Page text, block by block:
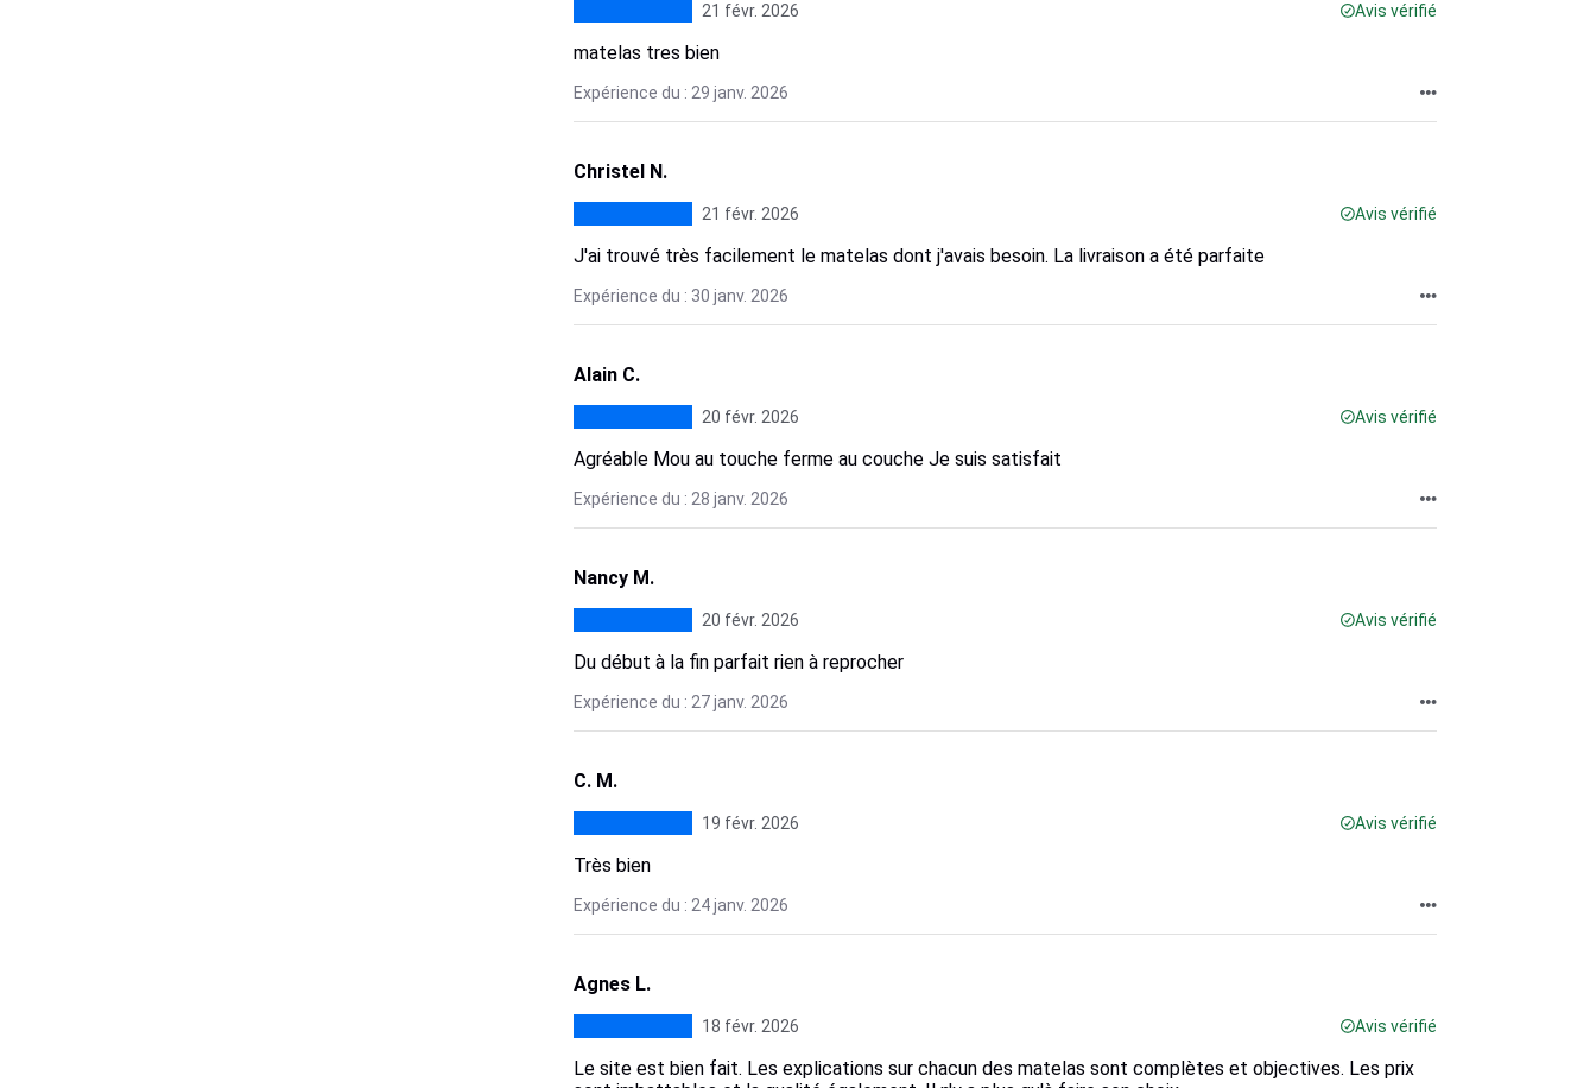
21 févr. 2026 Avis vérifié
matelas tres bien
Expérience du : 29 janv. 2026
Christel N.
21 févr. 2026 Avis vérifié
J'ai trouvé très facilement le matelas dont j'avais besoin. La livraison a été parfaite
Expérience du : 30 janv. 2026
Alain C.
20 févr. 2026 Avis vérifié
Agréable Mou au touche ferme au couche Je suis satisfait
Expérience du : 28 janv. 2026
Nancy M.
20 févr. 2026 Avis vérifié
Du début à la fin parfait rien à reprocher
Expérience du : 27 janv. 2026
C. M.
19 févr. 2026 Avis vérifié
Très bien
Expérience du : 24 janv. 2026
Agnes L.
18 févr. 2026 Avis vérifié
Le site est bien fait. Les explications sur chacun des matelas sont complètes et objectives. Les prix